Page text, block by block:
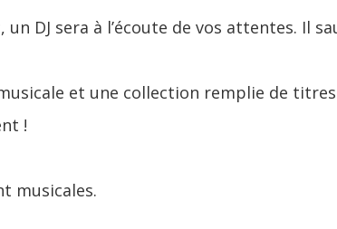
DJ sera à l’écoute de vos attentes. Il
et une collection remplie de
!
musicales.